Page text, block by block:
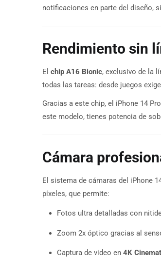
notificaciones en parte del diseño,
Rendimiento sin
El chip A16 Bionic, exclusivo de la
todas las tareas: desde juegos
Gracias a este chip, el iPhone 14
este modelo, tienes potencia de
Cámara
El sistema de cámaras del iPhone
píxeles, que permite:
Fotos ultra detalladas con
Zoom 2x óptico gracias al
Captura de video en 4K